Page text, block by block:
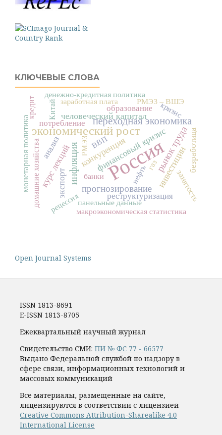
КЛЮЧЕВЫЕ СЛОВА
Россия
экономический рост
переходная экономика
инфляция рынок труда
инвестиции
прогнозирование
финансовый кризис
курс лекций конкуренция
экспорт
человеческий капитал
образование
занятость
реструктуризация
монетарная политика потребление
безработица
анализ
Китай
домашние хозяйства газ
кризис
панельные данные
макроэкономическая статистика
заработная плата
нефть
денежно-кредитная политика
банки
РМЭЗ ВВП
рецессия
кредит РМЭЗ – ВШЭ
Open Journal Systems
ISSN 1813-8691
E-ISSN 1813-8705
Ежеквартальный научный журнал
Свидетельство СМИ: ПИ № ФС 77 - 66577
Выдано Федеральной службой по надзору в
сфере связи, информационных технологий и
массовых коммуникаций
Все материалы, размещенные на сайте,
лицензируются в соответствии с лицензией
Creative Commons Attribution-Sharealike 4.0
International License